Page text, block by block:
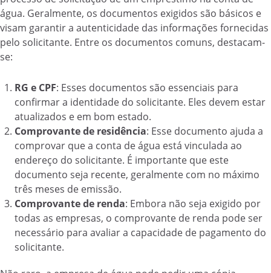
água. Geralmente, os documentos exigidos são básicos e
visam garantir a autenticidade das informações fornecidas
pelo solicitante. Entre os documentos comuns, destacam-
se:
RG e CPF: Esses documentos são essenciais para
confirmar a identidade do solicitante. Eles devem estar
atualizados e em bom estado.
Comprovante de residência: Esse documento ajuda a
comprovar que a conta de água está vinculada ao
endereço do solicitante. É importante que este
documento seja recente, geralmente com no máximo
três meses de emissão.
Comprovante de renda: Embora não seja exigido por
todas as empresas, o comprovante de renda pode ser
necessário para avaliar a capacidade de pagamento do
solicitante.